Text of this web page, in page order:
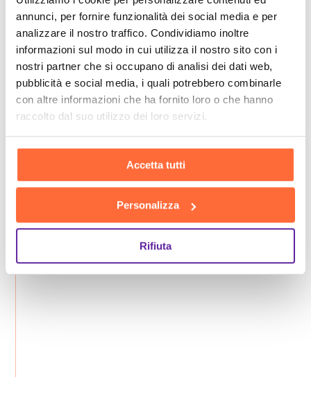
annunci, per fornire funzionalità dei social media e per
analizzare il nostro traffico. Condividiamo inoltre
informazioni sul modo in cui utilizza il nostro sito con i
nostri partner che si occupano di analisi dei dati web,
pubblicità e social media, i quali potrebbero combinarle
con altre informazioni che ha fornito loro o che hanno
raccolto dal suo utilizzo dei loro servizi.
Accetta tutti
Personalizza
Rifiuta